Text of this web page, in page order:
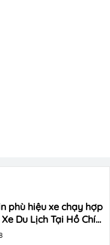
phù hiệu xe chạy hợp
Du Lịch Tại Hồ Chí